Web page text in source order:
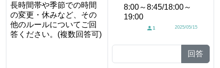
長時間帯や季節での時間
の変更・休みなど、その
他のルールについてご回
答ください。(複数回答可)
8:00～8:45/18:00～
19:00
1 2025/05/15
回答